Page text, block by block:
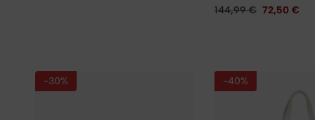
144,99€ 72,50 €
-30% -40%